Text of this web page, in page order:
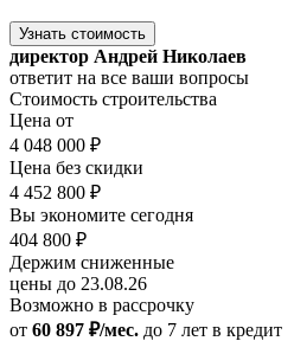
Узнать стоимость
директор Андрей Николаев
ответит на все ваши вопросы
Стоимость строительства
Цена от
4 048 000 ₽
Цена без скидки
4 452 800 ₽
Вы экономите сегодня
404 800 ₽
Держим сниженные
цены до 23.08.26
Возможно в рассрочку
от 60 897 ₽/мес. до 7 лет в кредит